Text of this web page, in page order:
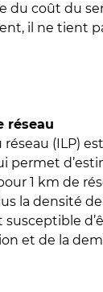
du coût du
il ne tient
réseau
réseau (ILP)
permet
1 km de
la densité
susceptible
et de la